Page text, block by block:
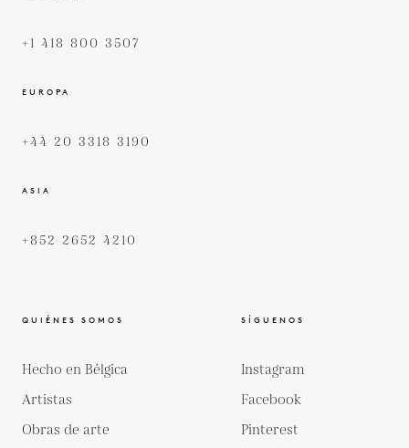
+1 418 800 3507
EUROPA
+44 20 3318 3190
ASIA
+852 2652 4210
QUIÉNES SOMOS
Hecho en Bélgica
Artistas
Obras de arte
SÍGUENOS
Instagram
Facebook
Pinterest